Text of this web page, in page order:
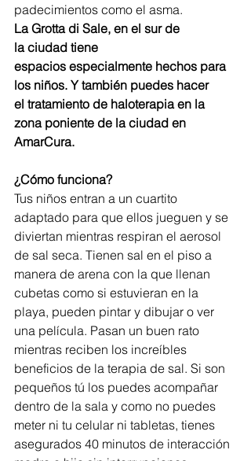
padecimientos como el asma.
La Grotta di Sale, en el sur de
la ciudad tiene
espacios especialmente hechos para
los niños. Y también puedes hacer
el tratamiento de haloterapia en la
zona poniente de la ciudad en
AmarCura.
¿Cómo funciona?
Tus niños entran a un cuartito
adaptado para que ellos jueguen y se
diviertan mientras respiran el aerosol
de sal seca. Tienen sal en el piso a
manera de arena con la que llenan
cubetas como si estuvieran en la
playa, pueden pintar y dibujar o ver
una película. Pasan un buen rato
mientras reciben los increíbles
beneficios de la terapia de sal. Si son
pequeños tú los puedes acompañar
dentro de la sala y como no puedes
meter ni tu celular ni tabletas, tienes
asegurados 40 minutos de interacción